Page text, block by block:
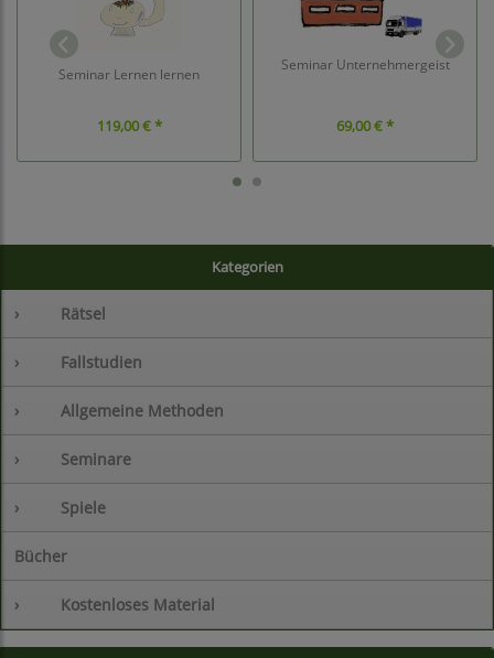
Kategorien
› Rätsel
› Fallstudien
› Allgemeine Methoden
› Seminare
› Spiele
Bücher
› Kostenloses Material
Seminar Lernen lernen
119,00 € *
Seminar Unternehmergeist
69,00 € *